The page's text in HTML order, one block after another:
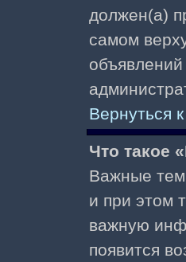
должен(а)
самом
объявлений
Вернуться
Что такое
Важные
и при этом
важную
появится